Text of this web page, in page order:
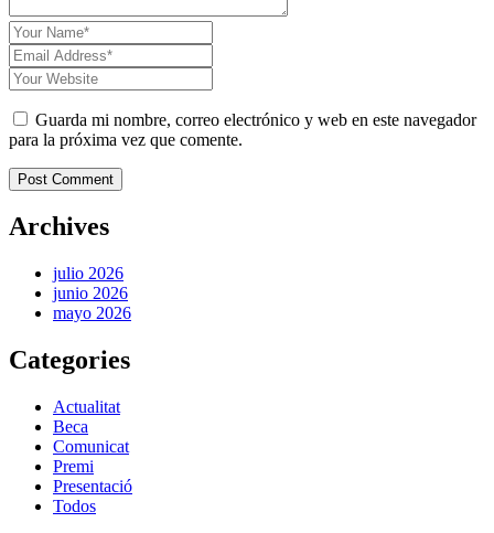
Guarda mi nombre, correo electrónico y web en este navegador
para la próxima vez que comente.
Post Comment
Archives
julio 2026
junio 2026
mayo 2026
Categories
Actualitat
Beca
Comunicat
Premi
Presentació
Todos